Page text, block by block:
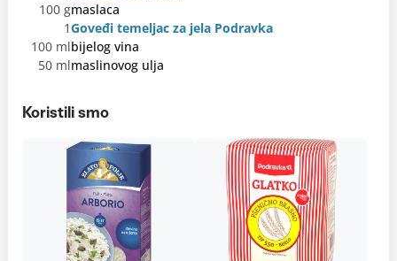
100 gmaslaca
1Goveđi temeljac za jela Podravka
100 mlbijelog vina
50 mlmaslinovog ulja
Koristili smo